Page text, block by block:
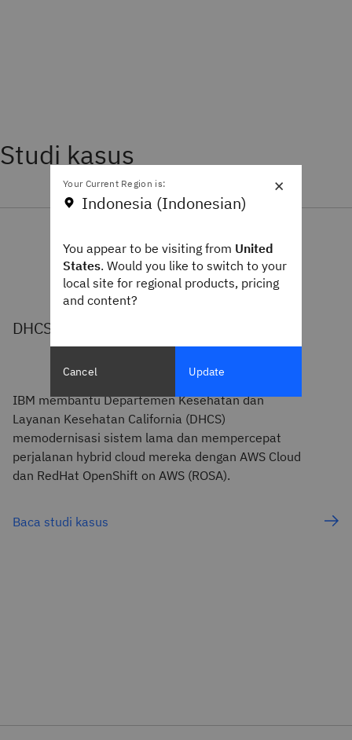
Studi kasus
DHCS
IBM membantu Departemen Kesehatan dan
Layanan Kesehatan California (DHCS)
memodernisasi sistem lama dan mempercepat
perjalanan hybrid cloud mereka dengan AWS Cloud
dan RedHat OpenShift on AWS (ROSA).
Baca studi kasus
×
Your Current Region is:
Indonesia (Indonesian)
You appear to be visiting from United
States. Would you like to switch to your
local site for regional products, pricing
and content?
Cancel Update